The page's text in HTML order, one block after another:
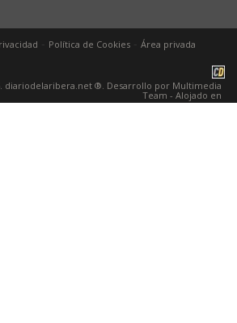
Política de Cookies Área privada
diariodelaribera.net ®. Desarrollo por Multimedia
Team - Alojado en